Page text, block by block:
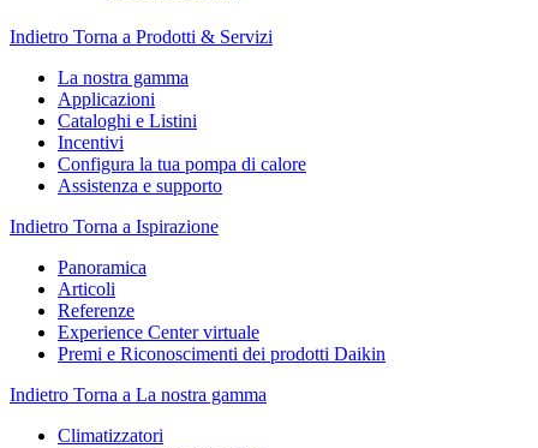
Indietro Torna a Prodotti & Servizi
La nostra gamma
Applicazioni
Cataloghi e Listini
Incentivi
Configura la tua pompa di calore
Assistenza e supporto
Indietro Torna a Ispirazione
Panoramica
Articoli
Referenze
Experience Center virtuale
Premi e Riconoscimenti dei prodotti Daikin
Indietro Torna a La nostra gamma
Climatizzatori